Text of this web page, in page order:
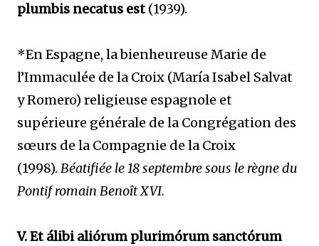
plumbis necatus est (1939).
*En Espagne, la bienheureuse Marie de
l’Immaculée de la Croix (María Isabel Salvat
y Romero) religieuse espagnole et
supérieure générale de la Congrégation des
sœurs de la Compagnie de la Croix
(1998). Béatifiée le 18 septembre sous le règne du
Pontif romain Benoît XVI.
V. Et álibi aliórum plurimórum sanctórum